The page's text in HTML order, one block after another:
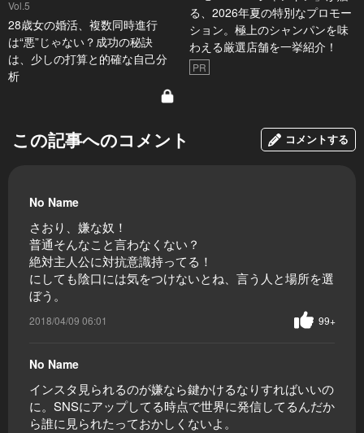
Vol.5
28歳女の婚活、複数同時進行
は“悪”じゃない？成功の秘訣
は、少しの打算と的確な自己分
析
る、2026年夏の特別なプロモー
ション。極上のシャンパンを味
わえる厳選店舗を一挙紹介！
PR
この記事へのコメント コメントする
No Name
さおり、嫌な奴！
普通そんなこと言わなくない？
絶対主人公に対抗意識持ってる！
にしても陰口には気をつけないとね、言う人と場所を選
ぼう。
2018/04/09 06:01 99+
No Name
インスタ見られるのが嫌なら鍵かけるなりすればいいの
に。SNSにアップしてる時点で世界に発信してるんだか
ら誰に見られたっておかしくないよ。